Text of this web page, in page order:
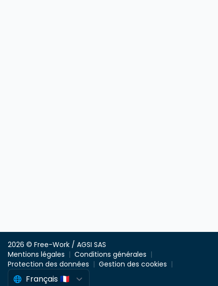
2026 © Free-Work / AGSI SAS
Mentions légales
Conditions générales
Protection des données
Gestion des cookies